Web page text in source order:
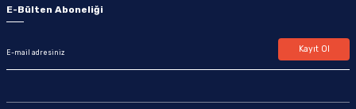
E-Bülten Aboneliği
Kayıt Ol